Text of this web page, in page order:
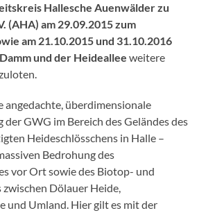
Hallesche Auenwälder zu
(AHA) am 29.09.2015 zum
am 21.10.2015 und 31.10.2016
und der Heideallee weitere
angedachte, überdimensionale
GWG im Bereich des Geländes des
Heideschlösschens in Halle –
Bedrohung des
vor Ort sowie des Biotop- und
Dölauer Heide,
und Umland. Hier gilt es mit der